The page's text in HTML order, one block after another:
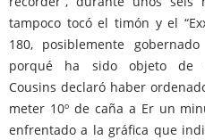
tampoco tocó el timón y el
180, posiblemente
porqué ha sido objeto de
Cousins declaró haber
meter 10º de caña a Er un
enfrentado a la gráfica que